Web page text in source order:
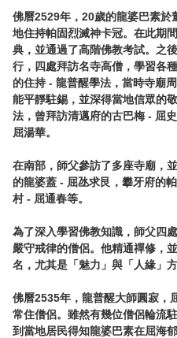
佛曆2529年，20歲的龍婆巴素於
地住持帕固烈滅神卡冠。在此期
典，並通過了高階佛教考試。之
行，四處拜訪名寺高僧，學習各
的住持 - 龍普醒學法，當時寺廟
能平靜駐錫，並深得當地信眾的
法，曾拜訪清邁府的古巴梅 - 屈
屈湯華。
在南部，師父參訪了多座寺廟，
的龍婆蓋 - 屈氹求艮，攀牙府的
村 - 屈通春等。
為了深入學習佛教知識，師父四
嚴守戒律的僧侶。他精通禪修，
名，尤其是「魅力」與「人緣」方
佛曆2535年，龍普醒大師圓寂，
常住僧侶。雖然有幾位僧侶輪流
到當地居民得知龍婆巴素在屈海